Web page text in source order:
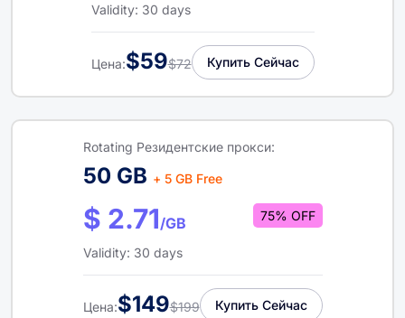
Validity: 30 days
Цена:$59$72 Купить Сейчас
Rotating Резидентские прокси:
50 GB + 5 GB Free
$ 2.71/GB 75% OFF
Validity: 30 days
Цена:$149$199 Купить Сейчас